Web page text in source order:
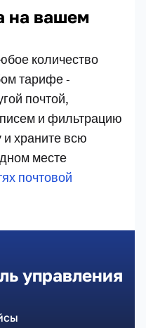
на вашем
количество
тарифе -
почтой,
и фильтрацию
храните всю
месте
почтовой
управления